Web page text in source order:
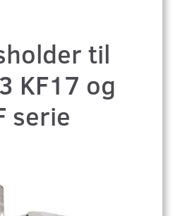
til
KF17 og
serie